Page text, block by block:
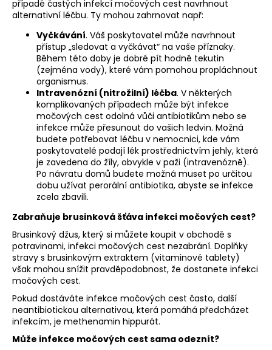
případě častých infekcí močových cest navrhnout
alternativní léčbu. Ty mohou zahrnovat např:
Vyčkávání. Váš poskytovatel může navrhnout
přístup „sledovat a vyčkávat“ na vaše příznaky.
Během této doby je dobré pít hodně tekutin
(zejména vody), které vám pomohou propláchnout
organismus.
Intravenózní (nitrožilní) léčba. V některých
komplikovaných případech může být infekce
močových cest odolná vůči antibiotikům nebo se
infekce může přesunout do vašich ledvin. Možná
budete potřebovat léčbu v nemocnici, kde vám
poskytovatelé podají lék prostřednictvím jehly, která
je zavedena do žíly, obvykle v paži (intravenózně).
Po návratu domů budete možná muset po určitou
dobu užívat perorální antibiotika, abyste se infekce
zcela zbavili.
Zabraňuje brusinková šťáva infekci močových cest?
Brusinkový džus, který si můžete koupit v obchodě s
potravinami, infekci močových cest nezabrání. Doplňky
stravy s brusinkovým extraktem (vitaminové tablety)
však mohou snížit pravděpodobnost, že dostanete infekci
močových cest.
Pokud dostáváte infekce močových cest často, další
neantibiotickou alternativou, která pomáhá předcházet
infekcím, je methenamin hippurát.
Může infekce močových cest sama odeznít?